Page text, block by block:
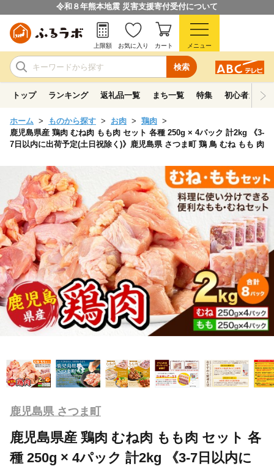
令和８年熊本地震 災害支援寄付受付について
検索
上限額 お気に入り カート メニュー
トップ ランキング 返礼品一覧 まち一覧 特集 初心者ガイド
ホーム ものから探す お肉
鶏肉
鹿児島県産 鶏肉 むね肉 もも肉 セット 各種 250g × 4パック 計2kg 《3-
7日以内に出荷予定(土日祝除く)》鹿児島県 さつま町 鶏 鳥 むね もも 肉
鹿児島県 さつま町
鹿児島県産 鶏肉 むね肉 もも肉 セット 各
種 250g × 4パック 計2kg 《3-7日以内に